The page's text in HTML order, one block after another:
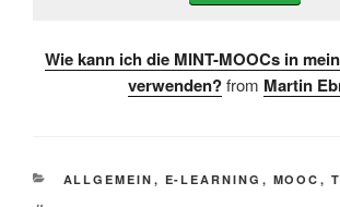
Wie kann ich die MINT-MOOCs in
verwenden? from Martin
KATEGORIEN
ALLGEMEIN , E-LEARNING , MOOC ,